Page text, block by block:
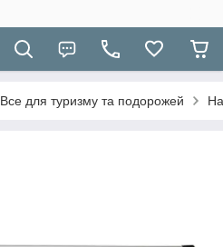
Все для туризму та подорожей